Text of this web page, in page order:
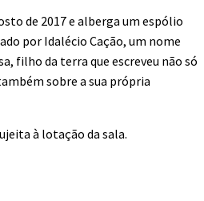
de 2017 e alberga um espólio
por Idalécio Cação, um nome
filho da terra que escreveu não só
sobre a sua própria
à lotação da sala.